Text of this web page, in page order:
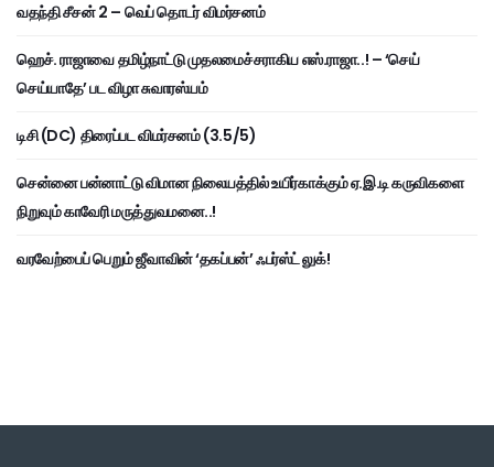
வதந்தி சீசன் 2 – வெப் தொடர் விமர்சனம்
ஹெச். ராஜாவை தமிழ்நாட்டு முதலமைச்சராகிய எஸ்.ராஜா..! – ‘செய்
செய்யாதே’ பட விழா சுவாரஸ்யம்
டிசி (DC) திரைப்பட விமர்சனம் (3.5/5)
சென்னை பன்னாட்டு விமான நிலையத்தில் உயிர்காக்கும் ஏ.இ.டி கருவிகளை
நிறுவும் காவேரி மருத்துவமனை..!
வரவேற்பைப் பெறும் ஜீவாவின் ‘தகப்பன்’ ஃபர்ஸ்ட் லுக்!